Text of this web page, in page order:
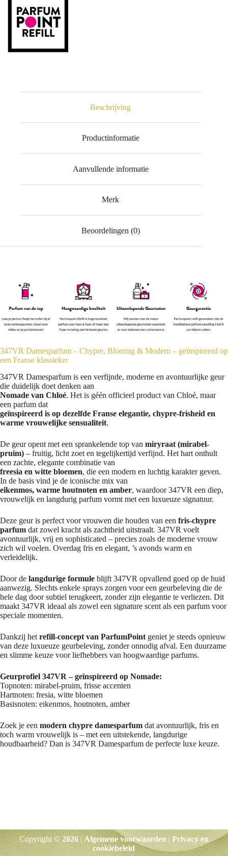
Beschrijving
Productinformatie
Aanvullende informatie
Merk
Beoordelingen (0)
347VR Damesparfum – Chypre, Bloemig & Modern – geïnspireerd op
een Franse klassieker
347VR Damesparfum is een verfijnde, moderne en avontuurlijke geur
die duidelijk doet denken aan
Nomade van Chloé. Het is géén officieel product van Chloé, maar
een parfum dat
geïnspireerd is op dezelfde Franse elegantie, chypre-frisheid en
warme vrouwelijke sensualiteit.
De geur opent met een sprankelende top van miryraat (mirabel-
pruim) – fruitig, licht zoet en tegelijkertijd verfijnd. Het hart onthult
een zachte, elegante combinatie van
freesia en witte bloemen, die een modern en luchtig karakter geven.
In de basis vind je de iconische mix van
eikenmos, warme houtnoten en amber, waardoor 347VR een diep,
vrouwelijk en langdurig parfum vormt met een luxueuze signatuur.
Deze geur is perfect voor vrouwen die houden van een fris-chypre
parfum dat zowel kracht als zachtheid uitstraalt. 347VR voelt
avontuurlijk, vrij en sophisticated – precies zoals de moderne vrouw
zich wil voelen. Overdag fris en elegant, ’s avonds warm en
verleidelijk.
Door de langdurige formule blijft 347VR opvallend goed op de huid
aanwezig. Slechts enkele sprays zorgen voor een geurbeleving die de
hele dag door subtiel terugkeert, zonder zijn elegantie te verliezen. Dit
maakt 347VR ideaal als zowel een signature scent als een parfum voor
speciale momenten.
Dankzij het refill-concept van ParfumPoint geniet je steeds opnieuw
van deze luxueuze geurbeleving, zonder onnodig afval. Een duurzame
en slimme keuze voor liefhebbers van hoogwaardige parfums.
Geurprofiel 347VR – geïnspireerd op Nomade:
Topnoten: mirabel-pruim, frisse accenten
Hartnoten: fresia, witte bloemen
Basisnoten: eikenmos, houtnoten, amber
Zoek je een modern chypre damesparfum dat avontuurlijk, fris en
toch warm vrouwelijk is – met een uitstekende, langdurige
houdbaarheid? Dan is 347VR Damesparfum de perfecte luxe keuze.
Copyright ©2026|Algemene voorwaarden|Privacy en
cookiebeleid